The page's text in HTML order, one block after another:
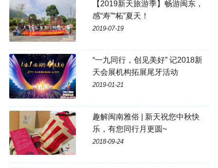
【2019新天旅游季】畅游闽东，
感“寿”“柘”夏天！
2019-07-19
“一九同行，创见美好” 记2018新
天会展机构拓展尾牙活动
2019-01-21
趣解闽南雅俗 | 新天祝您中秋快
乐，有您同行月更圆~
2018-09-24